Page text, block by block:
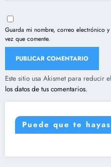
Guarda mi nombre, correo electrónico
vez que comente.
Este sitio usa Akismet para reducir
los datos de tus comentarios.
Puede que te